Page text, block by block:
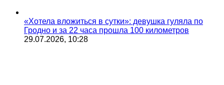
«Хотела вложиться в сутки»: девушка гуляла по
Гродно и за 22 часа прошла 100 километров
29.07.2026, 10:28